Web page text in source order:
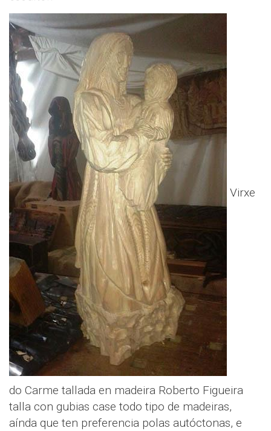
Virxe
do Carme tallada en madeira Roberto Figueira
talla con gubias case todo tipo de madeiras,
aínda que ten preferencia polas autóctonas, e